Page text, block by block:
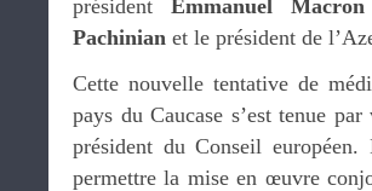
président Emmanuel Macron
Pachinian et le président de
Cette nouvelle tentative de
pays du Caucase s’est tenue
président du Conseil
permettre la mise en œuvre